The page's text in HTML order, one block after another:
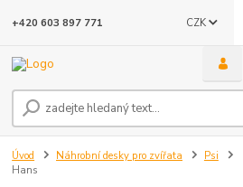
CZK
+420 603 897 771
Úvod Náhrobní desky pro zvířata Psi
Hans